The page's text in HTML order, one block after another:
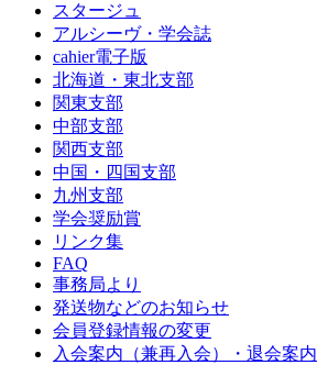
スタージュ
アルシーヴ・学会誌
cahier電子版
北海道・東北支部
関東支部
中部支部
関西支部
中国・四国支部
九州支部
学会奨励賞
リンク集
FAQ
事務局より
発送物などのお知らせ
会員登録情報の変更
入会案内（兼再入会）・退会案内